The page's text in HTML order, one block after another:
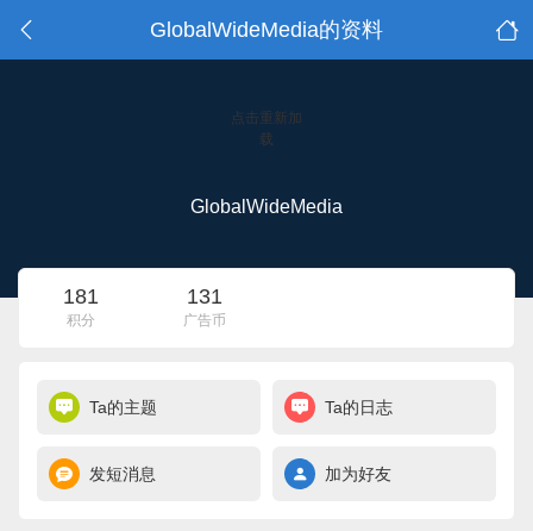
GlobalWideMedia的资料
点击重新加
载
GlobalWideMedia
181
积分
131
广告币
Ta的主题 Ta的日志
发短消息 加为好友